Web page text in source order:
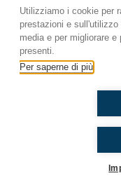
seguito abbiamo
che si trovavano
https://
Ti è piaciuto?
Utilizziamo i cookie per
prestazioni e
media e per migliorare
presenti.
Per saperne di più